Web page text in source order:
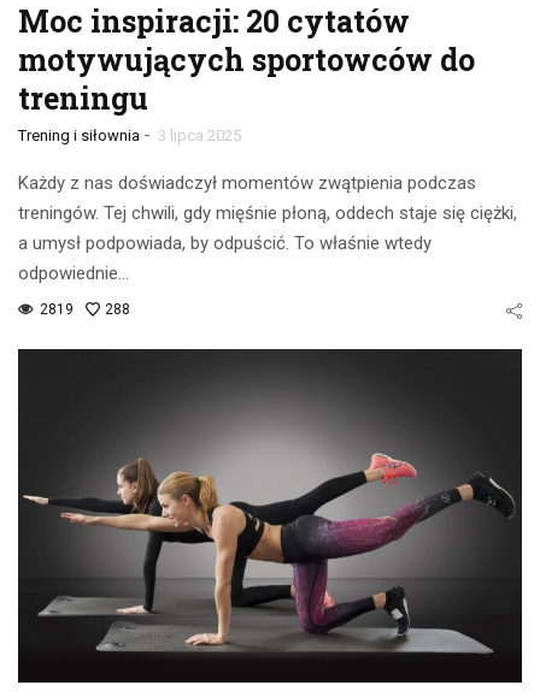
Moc inspiracji: 20 cytatów
motywujących sportowców do
treningu
Trening i siłownia - 3 lipca 2025
Każdy z nas doświadczył momentów zwątpienia podczas
treningów. Tej chwili, gdy mięśnie płoną, oddech staje się ciężki,
a umysł podpowiada, by odpuścić. To właśnie wtedy
odpowiednie…
2819 288